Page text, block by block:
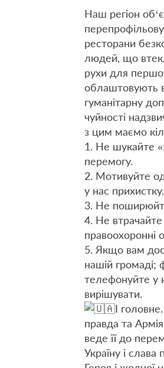
Наш регіон
ресторани
людей, що
рухи для
облаштовують
гуманітарну
чуйності
з цим маємо
1. Не шукайте
перемогу.
2. Мотивуйте
у нас прихистку.
3. Не
4. Не
правоохоронні
5. Якщо вам
нашій громаді;
телефонуйте у
вирішувати.
І
правда та
веде її до
Україну і